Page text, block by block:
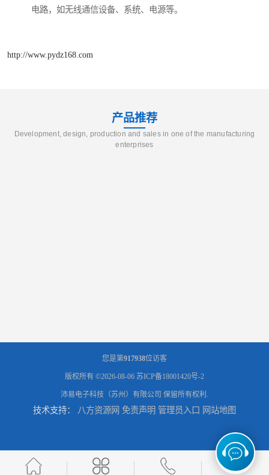
电路，如无线通信设备、系统、电源等。
http://www.pydz168.com
产品推荐
Development, design, production and sales in one of the manufacturing
enterprises
您是第917938位访客
版权所有 ©2026-08-06 苏ICP备18001420号-2
沛易电子科技（苏州）有限公司 保留所有权利.
技术支持： 八方资源网 免责声明 管理员入口 网站地图